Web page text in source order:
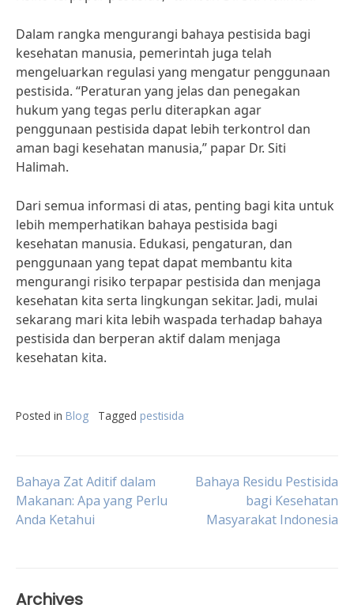
Dalam rangka mengurangi bahaya pestisida bagi
kesehatan manusia, pemerintah juga telah
mengeluarkan regulasi yang mengatur penggunaan
pestisida. “Peraturan yang jelas dan penegakan
hukum yang tegas perlu diterapkan agar
penggunaan pestisida dapat lebih terkontrol dan
aman bagi kesehatan manusia,” papar Dr. Siti
Halimah.
Dari semua informasi di atas, penting bagi kita untuk
lebih memperhatikan bahaya pestisida bagi
kesehatan manusia. Edukasi, pengaturan, dan
penggunaan yang tepat dapat membantu kita
mengurangi risiko terpapar pestisida dan menjaga
kesehatan kita serta lingkungan sekitar. Jadi, mulai
sekarang mari kita lebih waspada terhadap bahaya
pestisida dan berperan aktif dalam menjaga
kesehatan kita.
Posted in Blog Tagged pestisida
Post
navigation
Bahaya Zat Aditif dalam
Makanan: Apa yang Perlu
Anda Ketahui
Bahaya Residu Pestisida
bagi Kesehatan
Masyarakat Indonesia
Archives